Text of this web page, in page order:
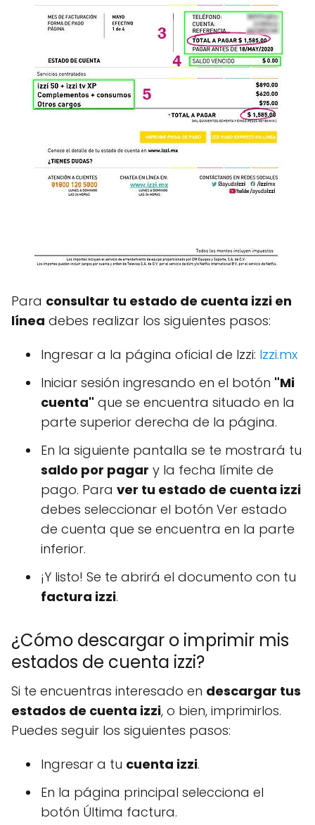
Para consultar tu estado de cuenta izzi en
línea debes realizar los siguientes pasos:
Ingresar a la página oficial de Izzi: Izzi.mx
Iniciar sesión ingresando en el botón "Mi
cuenta" que se encuentra situado en la
parte superior derecha de la página.
En la siguiente pantalla se te mostrará tu
saldo por pagar y la fecha límite de
pago. Para ver tu estado de cuenta izzi
debes seleccionar el botón Ver estado
de cuenta que se encuentra en la parte
inferior.
¡Y listo! Se te abrirá el documento con tu
factura izzi.
¿Cómo descargar o imprimir mis
estados de cuenta izzi?
Si te encuentras interesado en descargar tus
estados de cuenta izzi, o bien, imprimirlos.
Puedes seguir los siguientes pasos:
Ingresar a tu cuenta izzi.
En la página principal selecciona el
botón Última factura.